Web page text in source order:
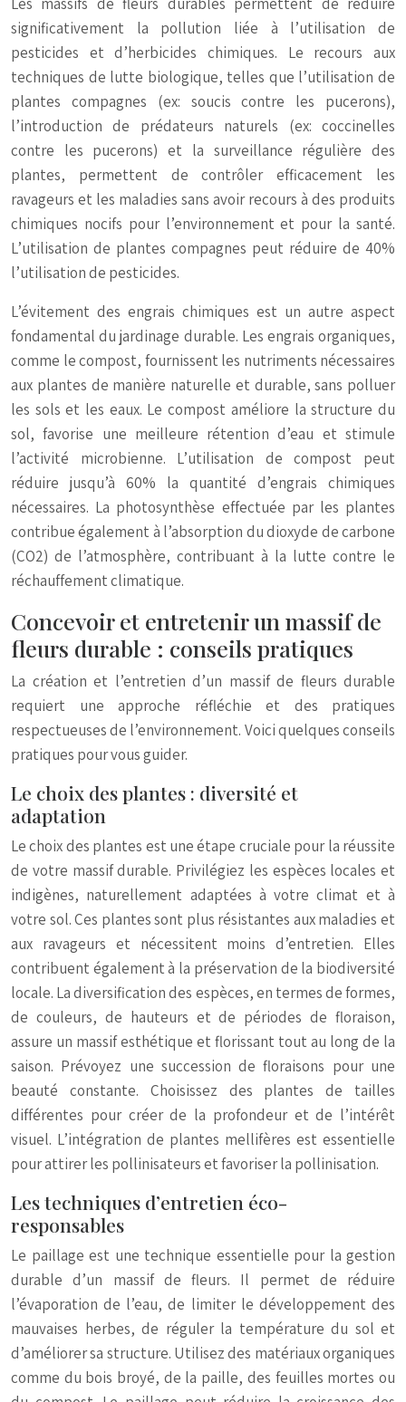
significativement la pollution liée à l’utilisation de
pesticides et d’herbicides chimiques. Le recours aux
techniques de lutte biologique, telles que l’utilisation de
plantes compagnes (ex: soucis contre les pucerons),
l’introduction de prédateurs naturels (ex: coccinelles
contre les pucerons) et la surveillance régulière des
plantes, permettent de contrôler efficacement les
ravageurs et les maladies sans avoir recours à des produits
chimiques nocifs pour l’environnement et pour la santé.
L’utilisation de plantes compagnes peut réduire de 40%
l’utilisation de pesticides.
L’évitement des engrais chimiques est un autre aspect
fondamental du jardinage durable. Les engrais organiques,
comme le compost, fournissent les nutriments nécessaires
aux plantes de manière naturelle et durable, sans polluer
les sols et les eaux. Le compost améliore la structure du
sol, favorise une meilleure rétention d’eau et stimule
l’activité microbienne. L’utilisation de compost peut
réduire jusqu’à 60% la quantité d’engrais chimiques
nécessaires. La photosynthèse effectuée par les plantes
contribue également à l’absorption du dioxyde de carbone
(CO2) de l’atmosphère, contribuant à la lutte contre le
réchauffement climatique.
Concevoir et entretenir un massif de
fleurs durable : conseils pratiques
La création et l’entretien d’un massif de fleurs durable
requiert une approche réfléchie et des pratiques
respectueuses de l’environnement. Voici quelques conseils
pratiques pour vous guider.
Le choix des plantes : diversité et
adaptation
Le choix des plantes est une étape cruciale pour la réussite
de votre massif durable. Privilégiez les espèces locales et
indigènes, naturellement adaptées à votre climat et à
votre sol. Ces plantes sont plus résistantes aux maladies et
aux ravageurs et nécessitent moins d’entretien. Elles
contribuent également à la préservation de la biodiversité
locale. La diversification des espèces, en termes de formes,
de couleurs, de hauteurs et de périodes de floraison,
assure un massif esthétique et florissant tout au long de la
saison. Prévoyez une succession de floraisons pour une
beauté constante. Choisissez des plantes de tailles
différentes pour créer de la profondeur et de l’intérêt
visuel. L’intégration de plantes mellifères est essentielle
pour attirer les pollinisateurs et favoriser la pollinisation.
Les techniques d’entretien éco-
responsables
Le paillage est une technique essentielle pour la gestion
durable d’un massif de fleurs. Il permet de réduire
l’évaporation de l’eau, de limiter le développement des
mauvaises herbes, de réguler la température du sol et
d’améliorer sa structure. Utilisez des matériaux organiques
comme du bois broyé, de la paille, des feuilles mortes ou